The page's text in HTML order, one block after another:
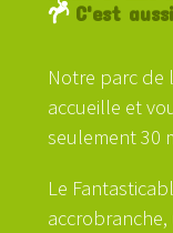
C'est
Notre parc de
accueille et
seulement 30
Le